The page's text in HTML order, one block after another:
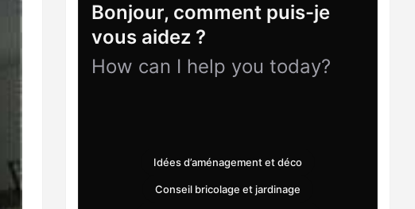
Bonjour, comment puis-je
vous aidez ?
How can I help you today?
Idées d’aménagement et déco
Conseil bricolage et jardinage